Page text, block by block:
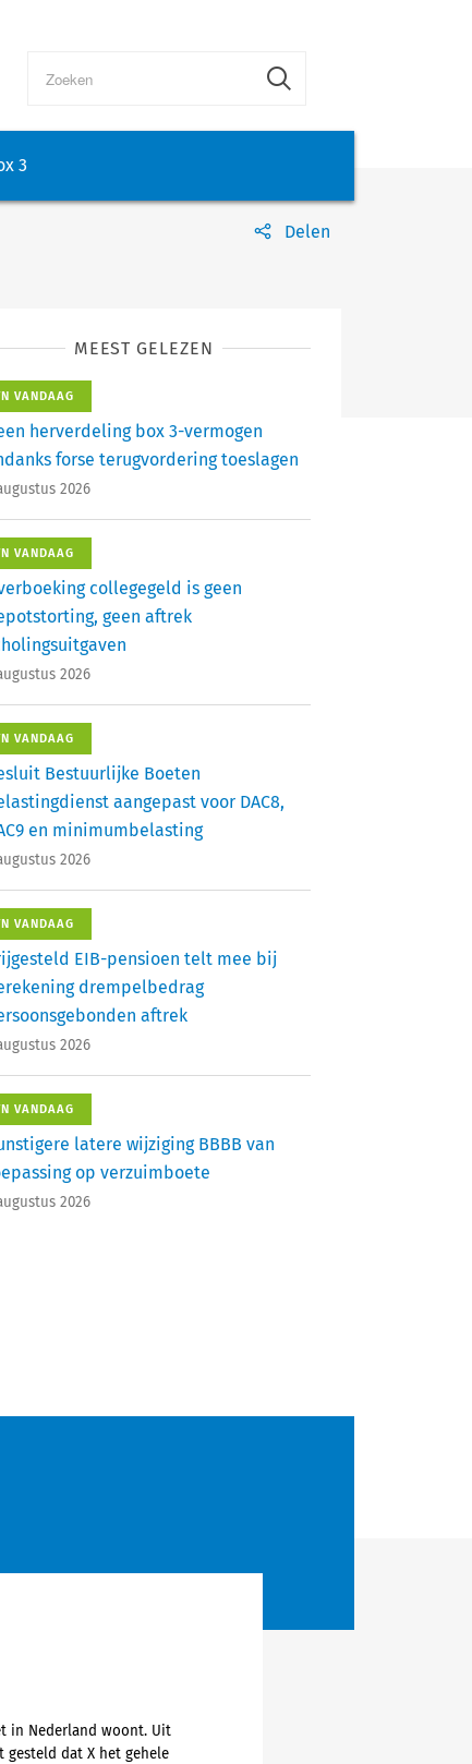
3
Delen
MEEST GELEZEN
VANDAAG
herverdeling box 3-vermogen
forse terugvordering toeslagen
2026
VANDAAG
collegegeld is geen
geen aftrek
2026
VANDAAG
Bestuurlijke Boeten
aangepast voor DAC8,
en minimumbelasting
2026
VANDAAG
EIB-pensioen telt mee bij
drempelbedrag
aftrek
2026
VANDAAG
latere wijziging BBBB van
op verzuimboete
2026
in Nederland woont. Uit
dat X het gehele